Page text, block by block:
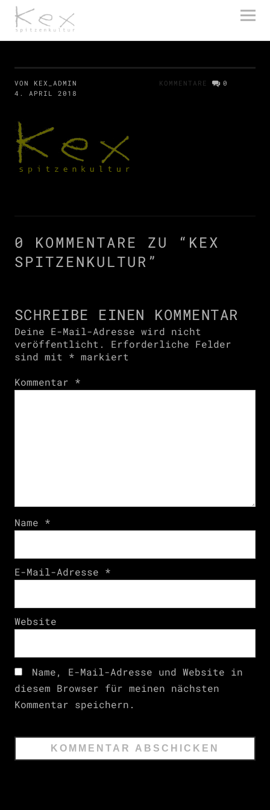
kex spitzenkultur
VON KEX_ADMIN
4. APRIL 2018
KOMMENTARE 0
0 KOMMENTARE ZU “ KEX
SPITZENKULTUR”
SCHREIBE EINEN KOMMENTAR
Deine E-Mail-Adresse wird nicht
veröffentlicht.
Erforderliche Felder
sind mit * markiert
Kommentar *
Name *
E-Mail-Adresse *
Website
Name, E-Mail-Adresse und Website in
diesem Browser für meinen nächsten
Kommentar speichern.